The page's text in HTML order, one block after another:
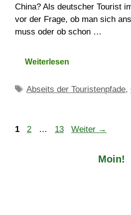
China? Als deutscher Tourist
vor der Frage, ob man sich
muss oder ob schon …
Weiterlesen
Schlagwörter
Abseits der Touristenpfade,
Seite
1 Seite
2 … Seite
13 Weiter →
Moin!